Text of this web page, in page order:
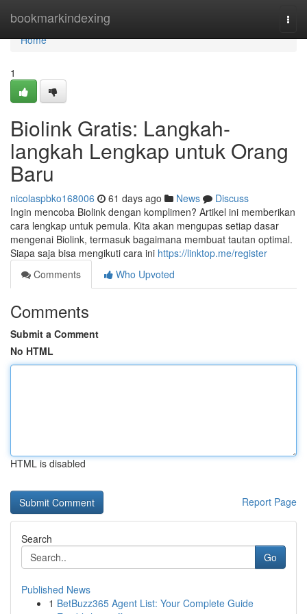
bookmarkindexing
Home
Home
1
Biolink Gratis: Langkah-
langkah Lengkap untuk Orang
Baru
nicolaspbko168006 61 days ago News
Discuss
Ingin mencoba Biolink dengan komplimen? Artikel ini memberikan
cara lengkap untuk pemula. Kita akan mengupas setiap dasar
mengenai Biolink, termasuk bagaimana membuat tautan optimal.
Siapa saja bisa mengikuti cara ini https://linktop.me/register
Comments
Who Upvoted
Comments
Submit a Comment
No HTML
HTML is disabled
Report Page
Search
Go
Published News
1 BetBuzz365 Agent List: Your Complete Guide